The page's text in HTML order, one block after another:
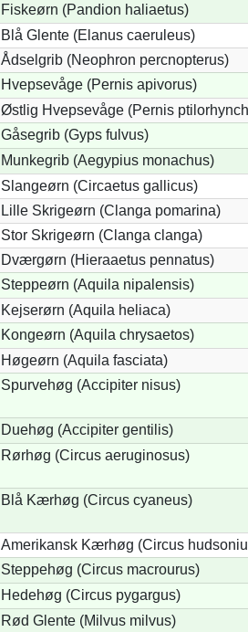
Fiskeørn (Pandion haliaetus)
Blå Glente (Elanus caeruleus)
Ådselgrib (Neophron percnopterus)
Hvepsevåge (Pernis apivorus)
Østlig Hvepsevåge (Pernis
Gåsegrib (Gyps fulvus)
Munkegrib (Aegypius monachus)
Slangeørn (Circaetus gallicus)
Lille Skrigeørn (Clanga pomarina)
Stor Skrigeørn (Clanga clanga)
Dværgørn (Hieraaetus pennatus)
Steppeørn (Aquila nipalensis)
Kejserørn (Aquila heliaca)
Kongeørn (Aquila chrysaetos)
Høgeørn (Aquila fasciata)
Spurvehøg (Accipiter nisus)
Duehøg (Accipiter gentilis)
Rørhøg (Circus aeruginosus)
Blå Kærhøg (Circus cyaneus)
Amerikansk Kærhøg (Circus
Steppehøg (Circus macrourus)
Hedehøg (Circus pygargus)
Rød Glente (Milvus milvus)